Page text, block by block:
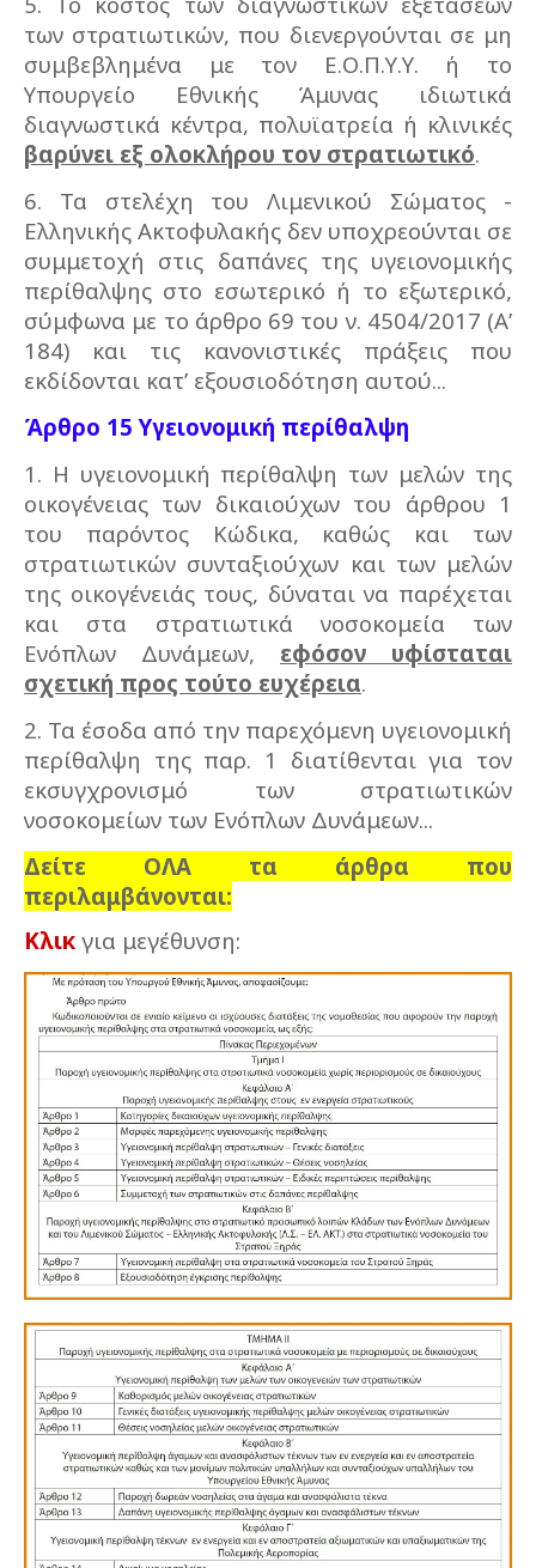
των στρατιωτικών, που διενεργούνται σε μη
συμβεβλημένα με τον Ε.Ο.Π.Υ.Υ. ή το
Υπουργείο Εθνικής Άμυνας ιδιωτικά
διαγνωστικά κέντρα, πολυϊατρεία ή κλινικές
βαρύνει εξ ολοκλήρου τον στρατιωτικό.
6. Τα στελέχη του Λιμενικού Σώματος -
Ελληνικής Ακτοφυλακής δεν υποχρεούνται σε
συμμετοχή στις δαπάνες της υγειονομικής
περίθαλψης στο εσωτερικό ή το εξωτερικό,
σύμφωνα με το άρθρο 69 του ν. 4504/2017 (Α’
184) και τις κανονιστικές πράξεις που
εκδίδονται κατ’ εξουσιοδότηση αυτού...
Άρθρο 15 Υγειονομική περίθαλψη
1. Η υγειονομική περίθαλψη των μελών της
οικογένειας των δικαιούχων του άρθρου 1
του παρόντος Κώδικα, καθώς και των
στρατιωτικών συνταξιούχων και των μελών
της οικογένειάς τους, δύναται να παρέχεται
και στα στρατιωτικά νοσοκομεία των
Ενόπλων Δυνάμεων, εφόσον υφίσταται
σχετική προς τούτο ευχέρεια.
2. Τα έσοδα από την παρεχόμενη υγειονομική
περίθαλψη της παρ. 1 διατίθενται για τον
εκσυγχρονισμό των στρατιωτικών
νοσοκομείων των Ενόπλων Δυνάμεων...
Δείτε ΟΛΑ τα άρθρα που
περιλαμβάνονται:
Κλικ για μεγέθυνση: